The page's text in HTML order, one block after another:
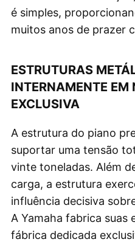
é simples,
muitos anos de prazer
ESTRUTURAS
INTERNAMENTE EM
EXCLUSIVA
A estrutura do piano
suportar uma tensão
vinte toneladas. Além
carga, a estrutura
influência decisiva
A Yamaha fabrica suas
fábrica dedicada